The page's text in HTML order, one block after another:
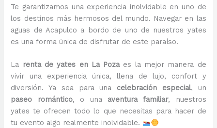
Te garantizamos una experiencia inolvidable en uno de
los destinos más hermosos del mundo. Navegar en las
aguas de Acapulco a bordo de uno de nuestros yates
es una forma única de disfrutar de este paraíso.
La renta de yates en La Pozaes la mejor manera de
vivir una experiencia única, llena de lujo, confort y
diversión. Ya sea para una celebración especial, un
paseo romántico, o una aventura familiar, nuestros
yates te ofrecen todo lo que necesitas para hacer de
tu evento algo realmente inolvidable.